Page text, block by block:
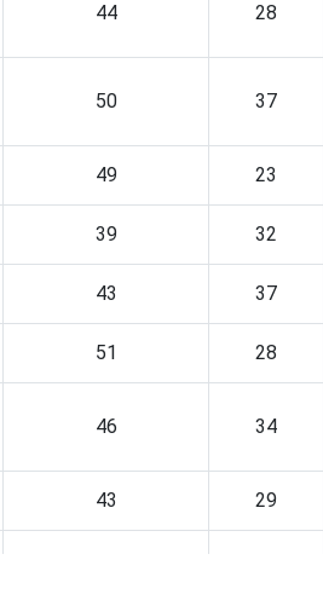
44 28
50 37
49 23
39 32
43 37
51 28
46 34
43 29